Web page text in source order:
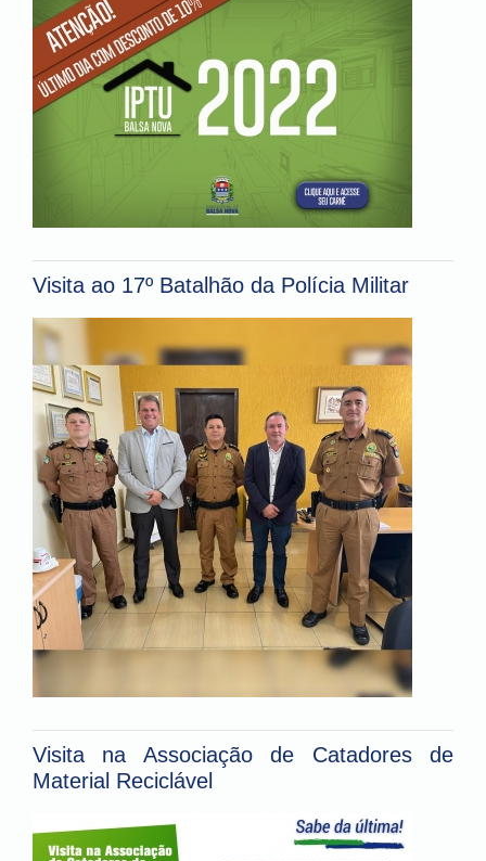
Visita ao 17º Batalhão da Polícia Militar
Visita na Associação de Catadores de
Material Reciclável